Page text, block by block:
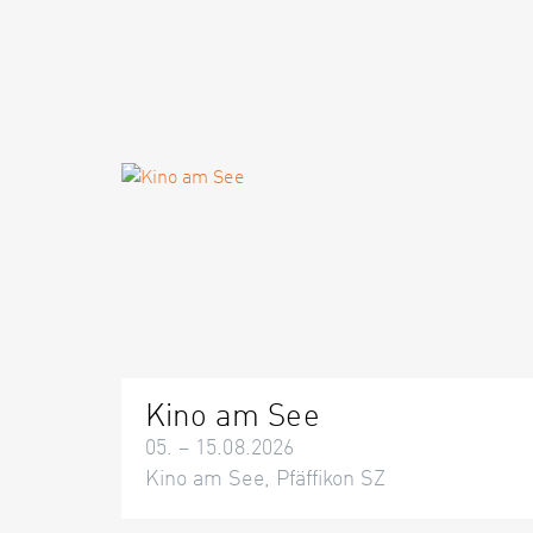
Kino am See
05. – 15.08.2026
Kino am See, Pfäffikon SZ